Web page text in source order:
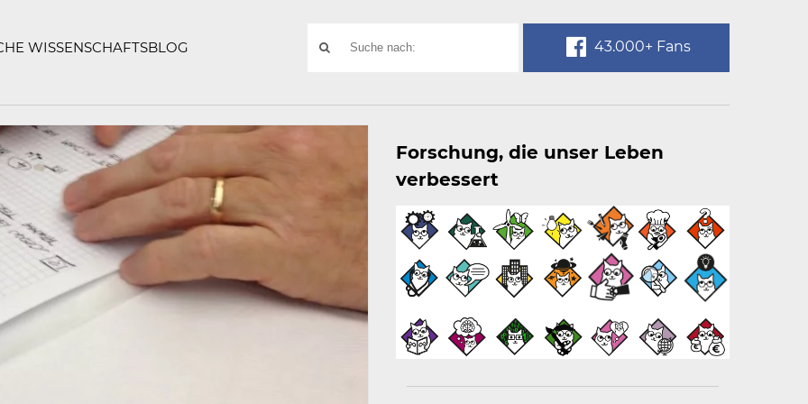
WISSENSCHAFTSBLOG
SUCHE
43.000+ Fans
Forschung, die unser Leben
verbessert